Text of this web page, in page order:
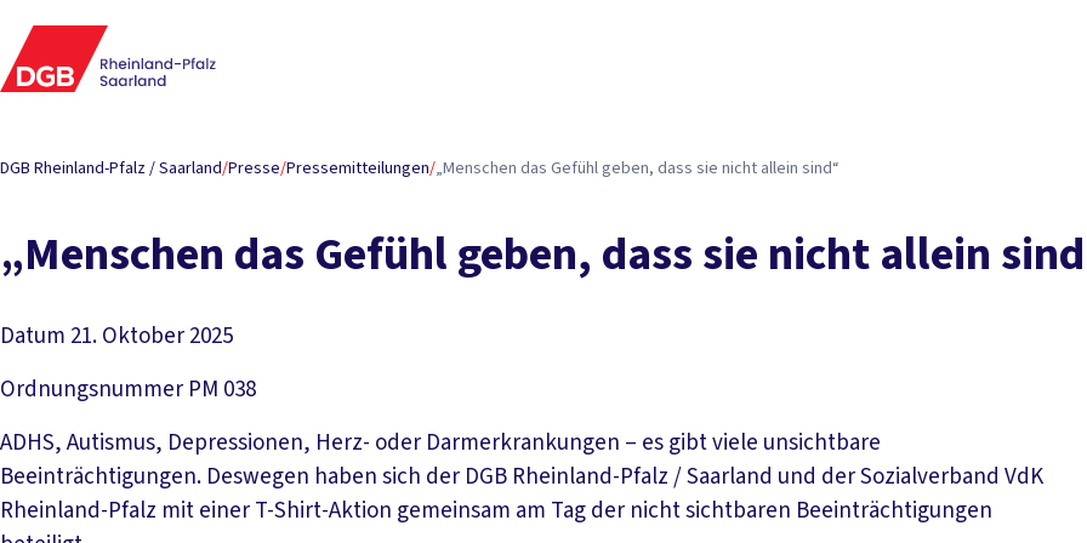
DGB Rheinland-Pfalz / Saarland/Presse/Pressemitteilungen/„Menschen das Gefühl geben, dass sie nicht allein sind“
„Menschen das Gefühl geben, dass sie nicht allein
Datum 21. Oktober 2025
Ordnungsnummer PM 038
ADHS, Autismus, Depressionen, Herz- oder Darmerkrankungen – es gibt viele unsichtbare
Beeinträchtigungen. Deswegen haben sich der DGB Rheinland-Pfalz / Saarland und der Sozialverband VdK
Rheinland-Pfalz mit einer T-Shirt-Aktion gemeinsam am Tag der nicht sichtbaren Beeinträchtigungen